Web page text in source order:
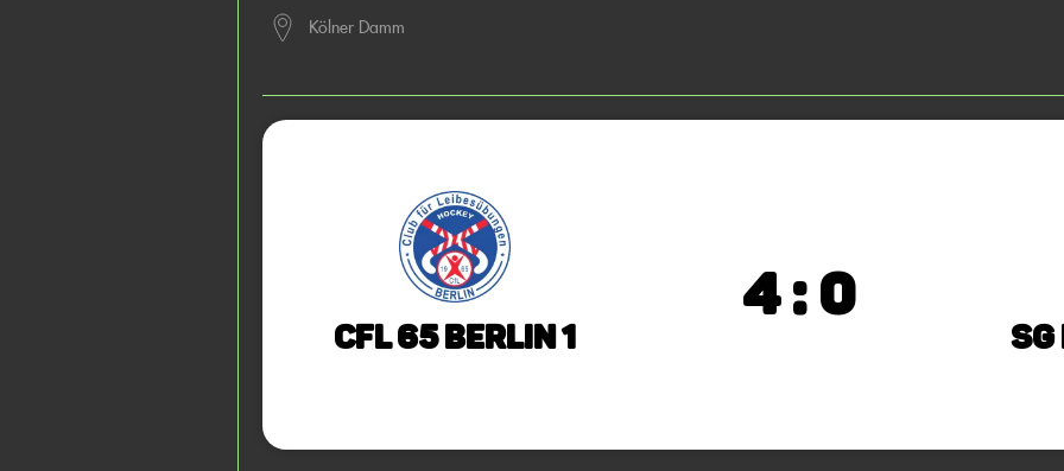
Kölner Damm
CfL 65 Berlin 1
4 : 0